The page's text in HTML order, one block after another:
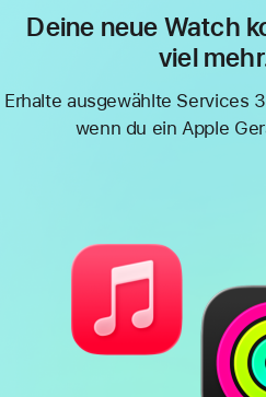
Deine neue Watch
viel
Erhalte ausgewählte Services
wenn du ein Apple